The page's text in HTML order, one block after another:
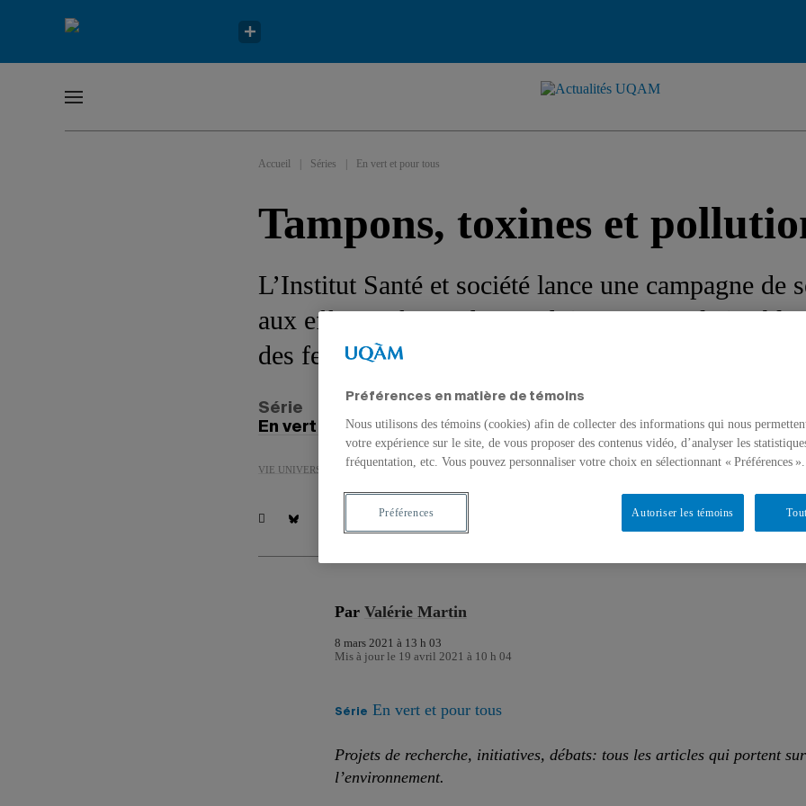
Accueil Séries En vert et pour tous
Tampons, toxines et
L’Institut Santé et société lance une campagne de
aux effets néfastes des produits menstruels
des femmes et l’environnement.
Série
En vert et pour tous
VIE UNIVERSITAIRE ENVIRONNEMENT SANTÉ SCIENCES HUMAINES EMPLOYÉS
Par Valérie Martin
8 mars 2021 à 13 h 03
Mis à jour le 19 avril 2021 à 10 h 04
Série En vert et pour tous
Projets de recherche, initiatives, débats: tous les articles qui portent sur
l’environnement.
Préférences en matière de témoins
Nous utilisons des témoins (cookies) afin de collecter des informations qui nous
votre expérience sur le site, de vous proposer des contenus vidéo, d’analyser les
fréquentation, etc. Vous pouvez personnaliser votre choix en sélectionnant « Préférences ».
Autoriser les témoins
Préférences